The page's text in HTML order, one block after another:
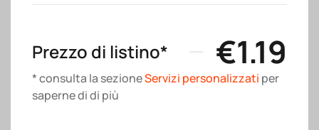
Prezzo di listino* €1.19
* consulta la sezioneServizi personalizzati per
saperne di di più